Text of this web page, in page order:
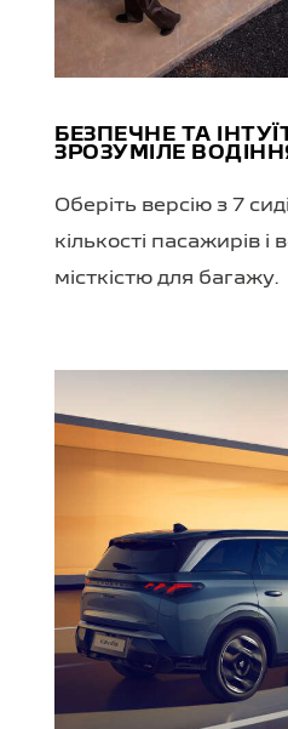
БЕЗПЕЧНЕ ТА
ЗРОЗУМІЛЕ
Оберіть версію з 7
кількості пасажирів
місткістю для багажу.